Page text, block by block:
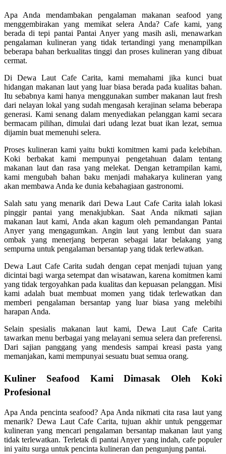
Apa Anda mendambakan pengalaman makanan seafood yang
menggembirakan yang memikat selera Anda? Cafe kami, yang
berada di tepi pantai Pantai Anyer yang masih asli, menawarkan
pengalaman kulineran yang tidak tertandingi yang menampilkan
beberapa bahan berkualitas tinggi dan proses kulineran yang dibuat
cermat.
Di Dewa Laut Cafe Carita, kami memahami jika kunci buat
hidangan makanan laut yang luar biasa berada pada kualitas bahan.
Itu sebabnya kami hanya menggunakan sumber makanan laut fresh
dari nelayan lokal yang sudah mengasah kerajinan selama beberapa
generasi. Kami senang dalam menyediakan pelanggan kami secara
bermacam pilihan, dimulai dari udang lezat buat ikan lezat, semua
dijamin buat memenuhi selera.
Proses kulineran kami yaitu bukti komitmen kami pada kelebihan.
Koki berbakat kami mempunyai pengetahuan dalam tentang
makanan laut dan rasa yang melekat. Dengan ketrampilan kami,
kami mengubah bahan baku menjadi mahakarya kulineran yang
akan membawa Anda ke dunia kebahagiaan gastronomi.
Salah satu yang menarik dari Dewa Laut Cafe Carita ialah lokasi
pinggir pantai yang menakjubkan. Saat Anda nikmati sajian
makanan laut kami, Anda akan kagum oleh pemandangan Pantai
Anyer yang mengagumkan. Angin laut yang lembut dan suara
ombak yang menerjang berperan sebagai latar belakang yang
sempurna untuk pengalaman bersantap yang tidak terlewatkan.
Dewa Laut Cafe Carita sudah dengan cepat menjadi tujuan yang
dicintai bagi warga setempat dan wisatawan, karena komitmen kami
yang tidak tergoyahkan pada kualitas dan kepuasan pelanggan. Misi
kami adalah buat membuat momen yang tidak terlewatkan dan
memberi pengalaman bersantap yang luar biasa yang melebihi
harapan Anda.
Selain spesialis makanan laut kami, Dewa Laut Cafe Carita
tawarkan menu berbagai yang melayani semua selera dan preferensi.
Dari sajian panggang yang mendesis sampai kreasi pasta yang
memanjakan, kami mempunyai sesuatu buat semua orang.
Kuliner Seafood Kami Dimasak Oleh Koki
Profesional
Apa Anda pencinta seafood? Apa Anda nikmati cita rasa laut yang
menarik? Dewa Laut Cafe Carita, tujuan akhir untuk penggemar
kulineran yang mencari pengalaman bersantap makanan laut yang
tidak terlewatkan. Terletak di pantai Anyer yang indah, cafe populer
ini yaitu surga untuk pencinta kulineran dan pengunjung pantai.